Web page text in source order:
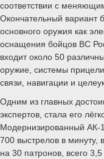
соответствии с
Окончательный вариант
основного оружия как
оснащения бойцов ВС
входит около 50
оружие, системы
связи, навигации и
Одним из главных
экспертов, стала его
Модернизированный АК-
700 выстрелов в минуту,
на 30 патронов, всего